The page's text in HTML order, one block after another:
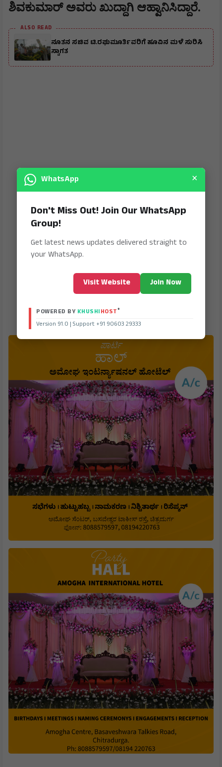
ಶಿವಕುಮಾರ್ ಅವರು ಖುದ್ದಾಗಿ ಆಹ್ವಾನಿಸಿದ್ದಾರೆ.
ALSO READ
ನೂತನ ಸಚಿವ ಟಿ.ರಘುಮೂರ್ತಿವರಿಗೆ ಹೂವಿನ ಮಳೆ ಸುರಿಸಿ
ಸ್ವಾಗತ
WhatsApp ×
Don't Miss Out! Join Our WhatsApp
Group!
Get latest news updates delivered straight to
your WhatsApp.
Visit Website Join Now
POWERED BY KHUSHIHOST®
Version 91.0 | Support +91 90603 29333